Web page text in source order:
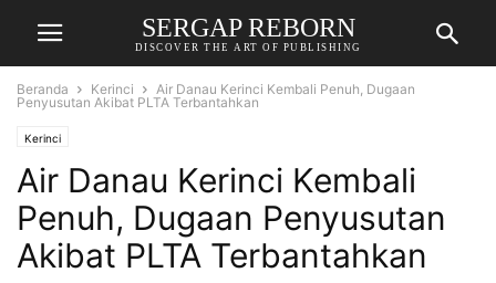
SERGAP REBORN
DISCOVER THE ART OF PUBLISHING
Beranda Kerinci
Air Danau Kerinci Kembali Penuh, Dugaan
Penyusutan Akibat PLTA Terbantahkan
Kerinci
Air Danau Kerinci Kembali
Penuh, Dugaan Penyusutan
Akibat PLTA Terbantahkan